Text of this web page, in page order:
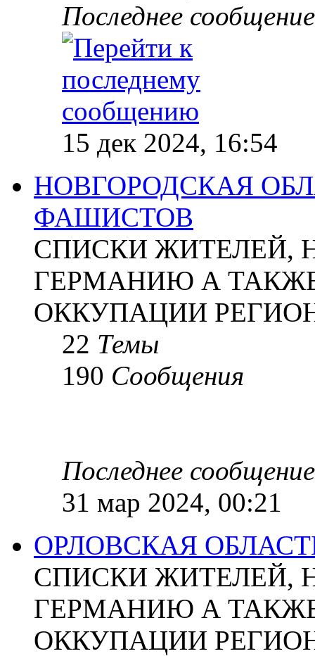
Последнее сообщение
15 дек 2024, 16:54
НОВГОРОДСКАЯ
ФАШИСТОВ
СПИСКИ ЖИТЕЛЕЙ,
ГЕРМАНИЮ А
ОККУПАЦИИ
22 Темы
190 Сообщения
Последнее сообщение
31 мар 2024, 00:21
ОРЛОВСКАЯ
СПИСКИ ЖИТЕЛЕЙ,
ГЕРМАНИЮ А
ОККУПАЦИИ